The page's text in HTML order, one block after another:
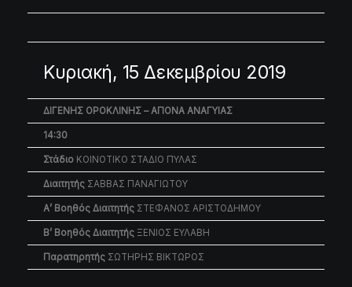
Κυριακή, 15 Δεκεμβρίου 2019
ΔΙΓΕΝΗΣ ΟΡΟΚΛΙΝΗΣ – ΑΠΟΝΑ ΑΝΑΓΥΙΑΣ
14:30
Στάδιο ΚΟΙΝΟΤΙΚΟ ΣΤΑΔΙΟ ΠΥΛΑΣ
Διαιτητής ΣΑΒΒΑΣ ΠΑΝΑΓΙΩΤΟΥ
Α’ Βοηθός Διαιτητής ΣΤΕΦΑΝΟΣ ΑΡΙΣΤΟΔΗΜΟΥ
Β’ Βοηθός Διαιτητής ΞΕΝΙΟΣ ΕΥΛΑΒΗ
Παρατηρητής ΣΩΤΗΡΗΣ ΒΙΚΤΩΡΟΣ